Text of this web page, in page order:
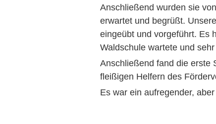
Anschließend wurden sie
erwartet und begrüßt.
eingeübt und vorgeführt. Es
Waldschule wartete und
Anschließend fand die erste
fleißigen Helfern des
Es war ein aufregender,